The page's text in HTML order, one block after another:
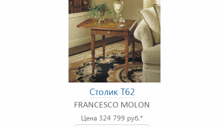
Столик T62
FRANCESCO MOLON
Цена 324 799 руб.*